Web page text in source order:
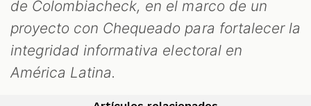
de Colombiacheck, en el marco de un
proyecto con Chequeado para fortalecer la
integridad informativa electoral en
América Latina.